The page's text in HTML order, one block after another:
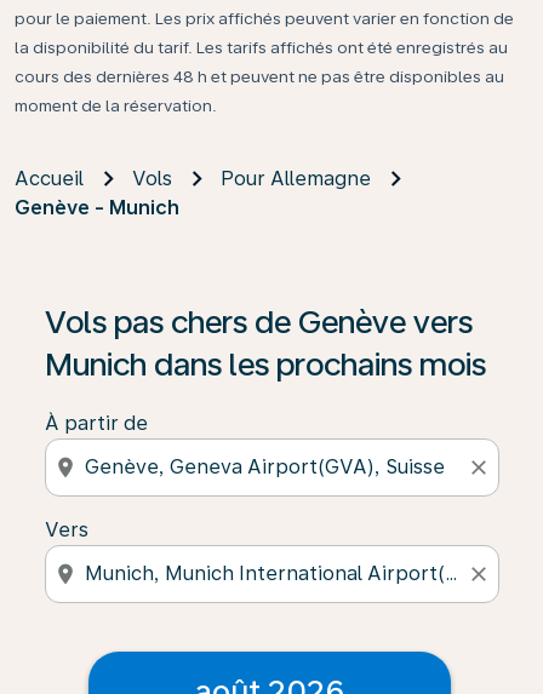
pour le paiement. Les prix affichés peuvent varier en fonction de
la disponibilité du tarif. Les tarifs affichés ont été enregistrés au
cours des dernières 48 h et peuvent ne pas être disponibles au
moment de la réservation.
Accueil Vols
Pour Allemagne
Genève - Munich
Vols pas chers de Genève vers
Munich dans les prochains mois
À partir de
location_on close
Vers
location_on close